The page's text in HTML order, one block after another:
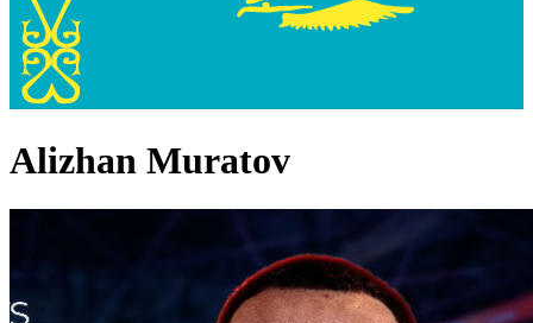
Alizhan Muratov